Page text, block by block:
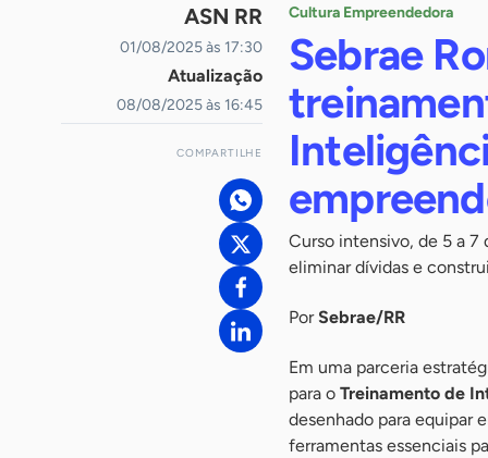
ASN RR
01/08/2025 às 17:30
Atualização
08/08/2025 às 16:45
COMPARTILHE
Cultura Empreendedora
Sebrae
Curso intensivo, de 5 a 7
eliminar dívidas e
PorSebrae/RR
Em uma parceria
para o Treinamento de
desenhado para equipar
ferramentas essenciais